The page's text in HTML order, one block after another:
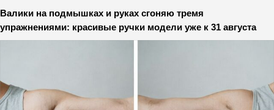
Валики на подмышках и руках сгоняю тремя
упражнениями: красивые ручки модели уже к 31 августа